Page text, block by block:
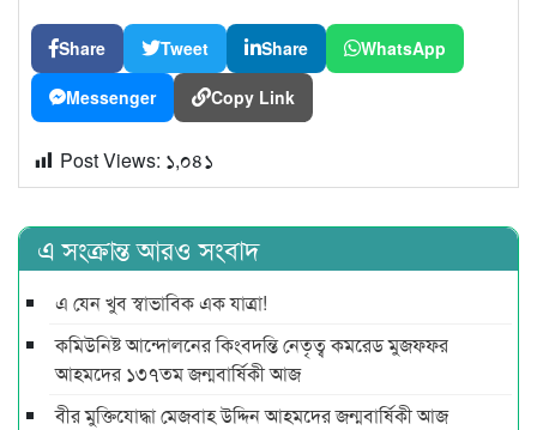
Share Tweet Share WhatsApp
Messenger Copy Link
Post Views: ১,০৪১
এ সংক্রান্ত আরও সংবাদ
এ যেন খুব স্বাভাবিক এক যাত্রা!
কমিউনিষ্ট আন্দোলনের কিংবদন্তি নেতৃত্ব কমরেড মুজফ্ফর
আহমদের ১৩৭তম জন্মবার্ষিকী আজ
বীর মুক্তিযোদ্ধা মেজবাহ উদ্দিন আহমদের জন্মবার্ষিকী আজ